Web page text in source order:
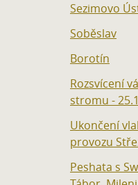
Sezimovo
Soběslav
Borotín
Rozsvícení
stromu -
Ukončení
provozu
Peshata s